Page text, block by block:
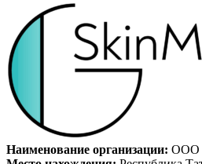
Наименование организации: ООО